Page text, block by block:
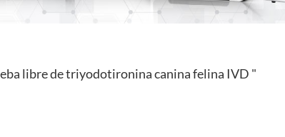
libre de triyodotironina canina felina IVD "